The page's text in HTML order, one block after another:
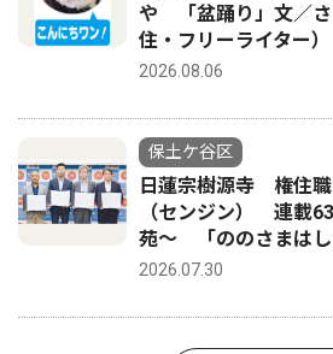
や 「盆踊り」文／
住・フリーライター）
2026.08.06
保土ケ谷区
日蓮宗樹源寺 権住
（センジン） 連
苑〜 「ののさまはし
2026.07.30